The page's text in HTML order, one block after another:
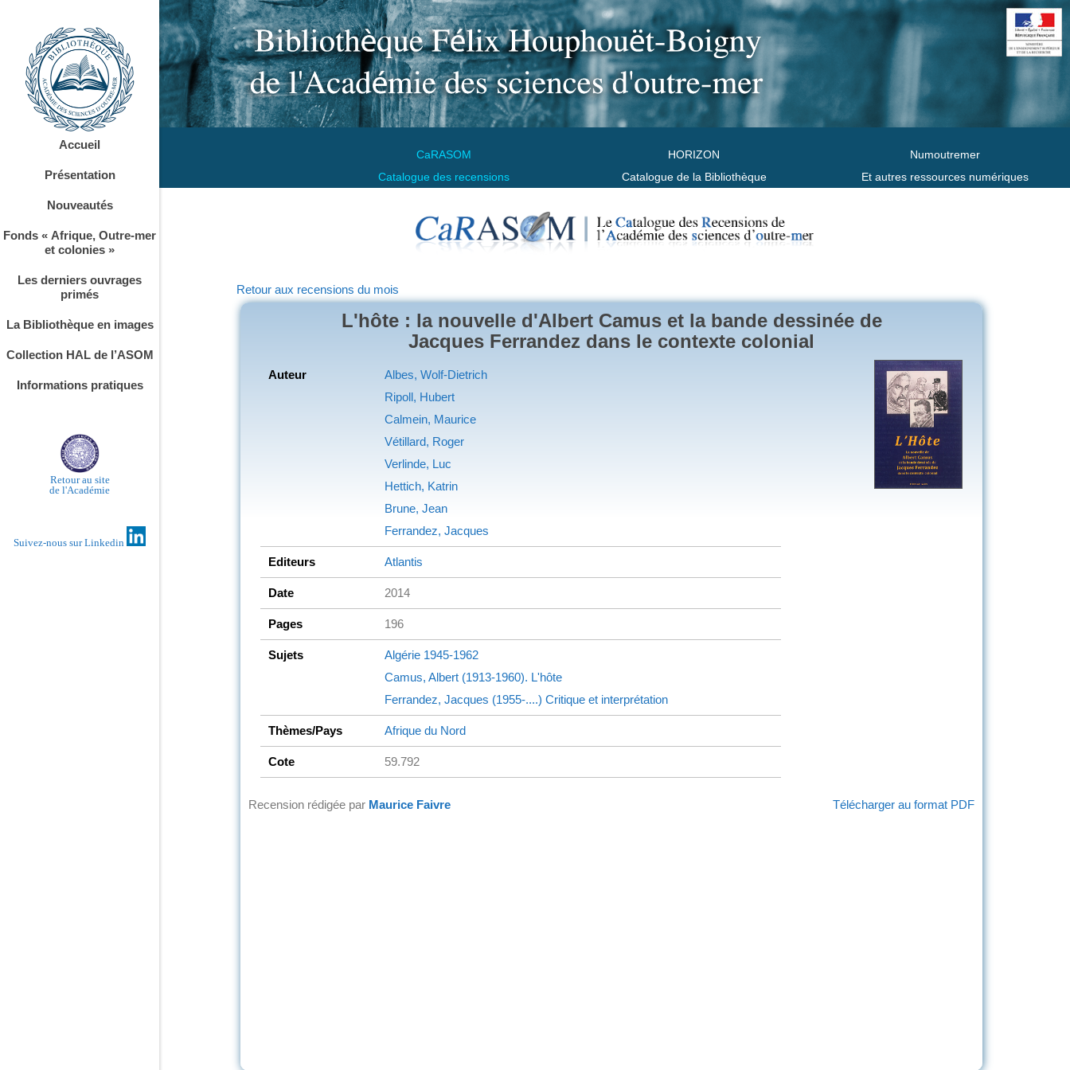
CaRASOM
Catalogue des recensions
HORIZON
Catalogue de la Bibliothèque
Numoutremer
Et autres ressources numériques
Accueil
Présentation
Nouveautés
Fonds « Afrique, Outre-mer
et colonies »
Les derniers ouvrages
primés
La Bibliothèque en images
Collection HAL de l’ASOM
Informations pratiques
Retour au site
de l'Académie
Suivez-nous sur Linkedin
Retour aux recensions du mois
L'hôte : la nouvelle d'Albert Camus et la bande dessinée de
Jacques Ferrandez dans le contexte colonial
Auteur
Albes, Wolf-Dietrich
Ripoll, Hubert
Calmein, Maurice
Vétillard, Roger
Verlinde, Luc
Hettich, Katrin
Brune, Jean
Ferrandez, Jacques
Editeurs Atlantis
Date 2014
Pages 196
Sujets Algérie 1945-1962
Camus, Albert (1913-1960). L'hôte
Ferrandez, Jacques (1955-....) Critique et interprétation
Thèmes/Pays Afrique du Nord
Cote 59.792
Télécharger au format PDF
Recension rédigée par Maurice Faivre